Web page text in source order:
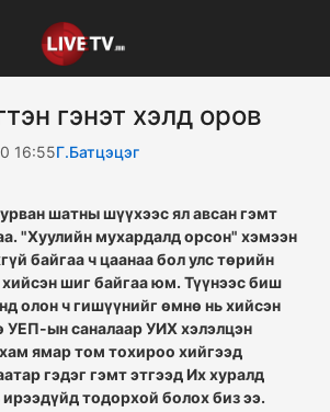
гэнэт хэлд оров
16:55Г.Батцэцэг
шатны шүүхээс ял авсан гэмт
"Хуулийн мухардалд орсон" хэмээн
байгаа ч цаанаа бол улс төрийн
шиг байгаа юм. Түүнээс биш
олон ч гишүүнийг өмнө нь хийсэн
УЕП-ын саналаар УИХ хэлэлцэн
ямар том тохироо хийгээд
гэдэг гэмт этгээд Их хуралд
ирээдүйд тодорхой болох биз ээ.